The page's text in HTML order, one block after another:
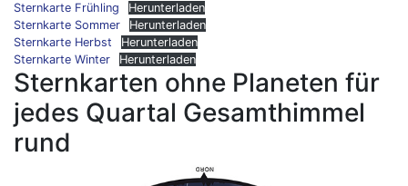
Sternkarte Frühling
Herunterladen
Sternkarte Sommer
Herunterladen
Sternkarte Herbst
Herunterladen
Sternkarte Winter
Herunterladen
Sternkarten ohne Planeten für
jedes Quartal Gesamthimmel
rund